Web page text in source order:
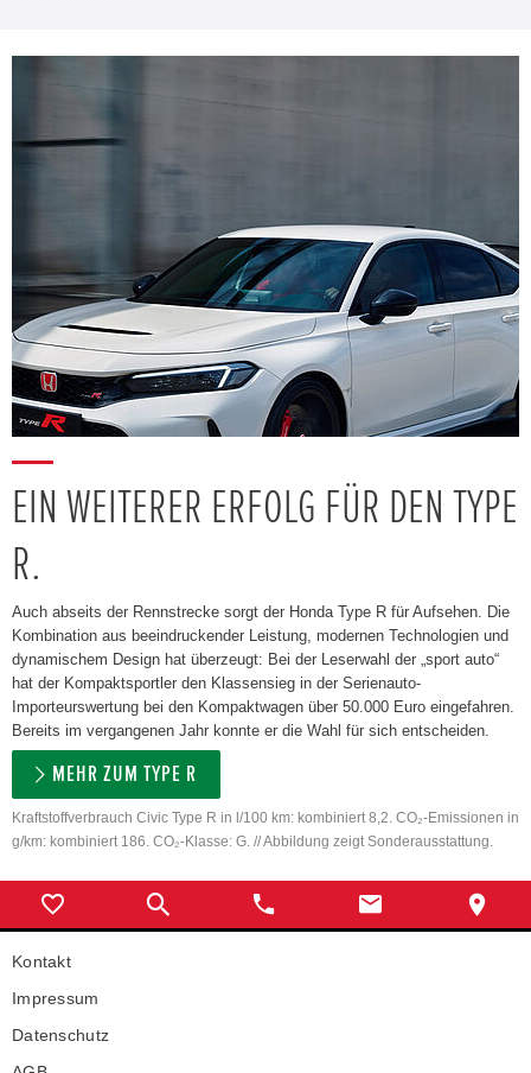
EIN WEITERER ERFOLG FÜR DEN TYPE
R.
Auch abseits der Rennstrecke sorgt der Honda Type R für Aufsehen. Die
Kombination aus beeindruckender Leistung, modernen Technologien und
dynamischem Design hat überzeugt: Bei der Leserwahl der „sport auto“
hat der Kompaktsportler den Klassensieg in der Serienauto-
Importeurswertung bei den Kompaktwagen über 50.000 Euro eingefahren.
Bereits im vergangenen Jahr konnte er die Wahl für sich entscheiden.
MEHR ZUM TYPE R
Kraftstoffverbrauch Civic Type R in l/100 km: kombiniert 8,2. CO₂-Emissionen in
g/km: kombiniert 186. CO₂-Klasse: G. // Abbildung zeigt Sonderausstattung.
Kontakt
Impressum
Datenschutz